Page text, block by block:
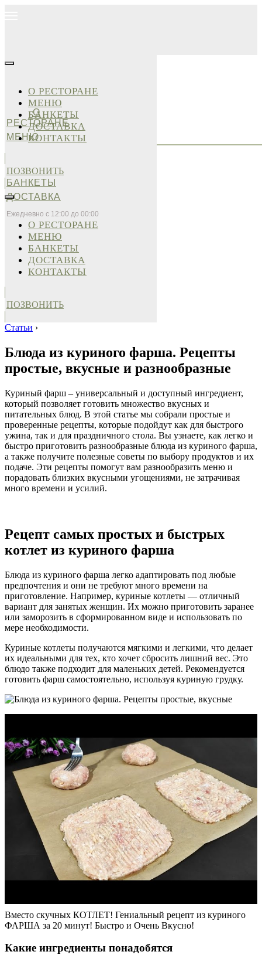
О
РЕСТОРАНЕ
МЕНЮ
БАНКЕТЫ
ДОСТАВКА
Ежедневно с 12:00 до 00:00
О РЕСТОРАНЕ
МЕНЮ
БАНКЕТЫ
ДОСТАВКА
КОНТАКТЫ
ПОЗВОНИТЬ
О РЕСТОРАНЕ
МЕНЮ
БАНКЕТЫ
ДОСТАВКА
КОНТАКТЫ
ПОЗВОНИТЬ
Статьи ›
Блюда из куриного фарша. Рецепты
простые, вкусные и разнообразные
Куриный фарш – универсальный и доступный ингредиент,
который позволяет готовить множество вкусных и
питательных блюд. В этой статье мы собрали простые и
проверенные рецепты, которые подойдут как для быстрого
ужина, так и для праздничного стола. Вы узнаете, как легко и
быстро приготовить разнообразные блюда из куриного фарша,
а также получите полезные советы по выбору продуктов и их
подаче. Эти рецепты помогут вам разнообразить меню и
порадовать близких вкусными угощениями, не затрачивая
много времени и усилий.
Рецепт самых простых и быстрых
котлет из куриного фарша
Блюда из куриного фарша легко адаптировать под любые
предпочтения и они не требуют много времени на
приготовление. Например, куриные котлеты — отличный
вариант для занятых женщин. Их можно приготовить заранее
или заморозить в сформированном виде и использовать по
мере необходимости.
Куриные котлеты получаются мягкими и легкими, что делает
их идеальными для тех, кто хочет сбросить лишний вес. Это
блюдо также подходит для маленьких детей. Рекомендуется
готовить фарш самостоятельно, используя куриную грудку.
Вместо скучных КОТЛЕТ! Гениальный рецепт из куриного
ФАРША за 20 минут! Быстро и Очень Вкусно!
Какие ингредиенты понадобятся